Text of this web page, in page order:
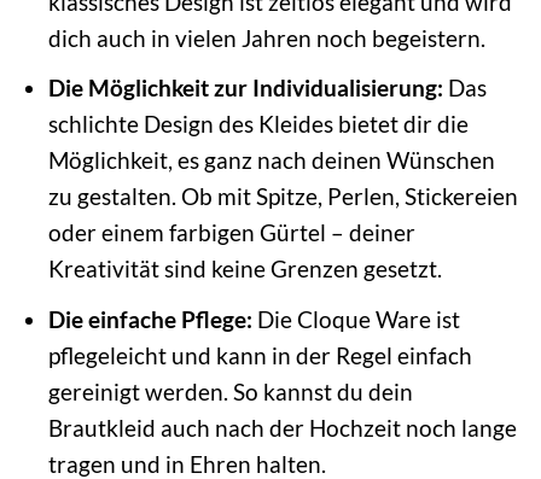
dich auch in vielen Jahren noch begeistern.
Die Möglichkeit zur Individualisierung: Das
schlichte Design des Kleides bietet dir die
Möglichkeit, es ganz nach deinen Wünschen
zu gestalten. Ob mit Spitze, Perlen, Stickereien
oder einem farbigen Gürtel – deiner
Kreativität sind keine Grenzen gesetzt.
Die einfache Pflege: Die Cloque Ware ist
pflegeleicht und kann in der Regel einfach
gereinigt werden. So kannst du dein
Brautkleid auch nach der Hochzeit noch lange
tragen und in Ehren halten.